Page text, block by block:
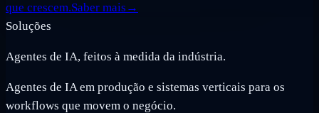
que crescem.Saber mais →
Soluções
Agentes de IA, feitos à medida da indústria.
Agentes de IA em produção e sistemas verticais para os
workflows que movem o negócio.